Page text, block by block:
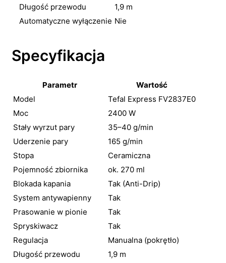
Długość przewodu
1,9 m
Automatyczne wyłączenie Nie
Specyfikacja
Parametr
Wartość
Model
Tefal Express FV2837E0
Moc
2400 W
Stały wyrzut pary
35–40 g/min
Uderzenie pary
165 g/min
Stopa
Ceramiczna
Pojemność zbiornika
ok. 270 ml
Blokada kapania
Tak (Anti-Drip)
System antywapienny
Tak
Prasowanie w pionie
Tak
Spryskiwacz
Tak
Regulacja
Manualna (pokrętło)
Długość przewodu
1,9 m